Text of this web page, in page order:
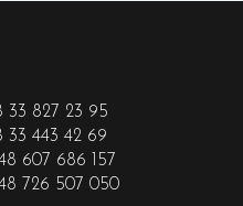
33 827 23 95
443 42 69
607 686 157
726 507 050